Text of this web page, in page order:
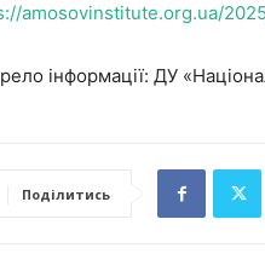
amosovinstitute.org.ua/
інформації: ДУ
Поділитись